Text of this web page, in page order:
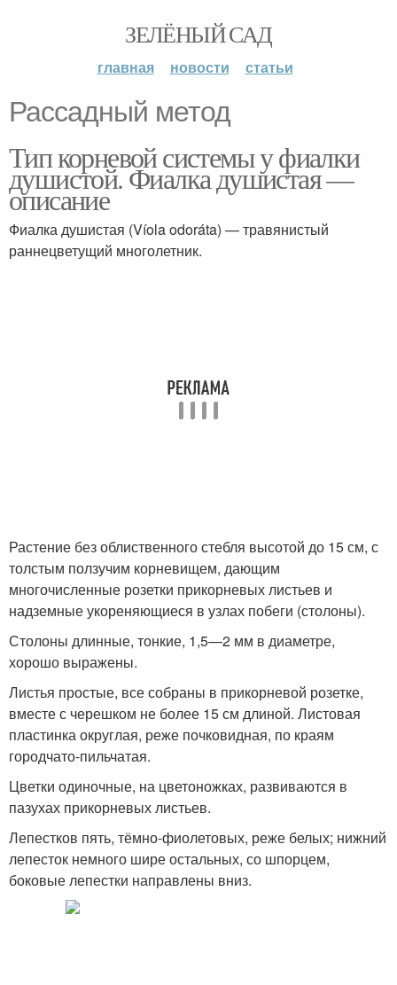
ЗЕЛЁНЫЙ САД
главная новости статьи
Рассадный метод
Тип корневой системы у фиалки
душистой. Фиалка душистая —
описание
Фиалка душистая (Víola odoráta) — травянистый
раннецветущий многолетник.
Растение без облиственного стебля высотой до 15 см, с
толстым ползучим корневищем, дающим
многочисленные розетки прикорневых листьев и
надземные укореняющиеся в узлах побеги (столоны).
Столоны длинные, тонкие, 1,5—2 мм в диаметре,
хорошо выражены.
Листья простые, все собраны в прикорневой розетке,
вместе с черешком не более 15 см длиной. Листовая
пластинка округлая, реже почковидная, по краям
городчато-пильчатая.
Цветки одиночные, на цветоножках, развиваются в
пазухах прикорневых листьев.
Лепестков пять, тёмно-фиолетовых, реже белых; нижний
лепесток немного шире остальных, со шпорцем,
боковые лепестки направлены вниз.